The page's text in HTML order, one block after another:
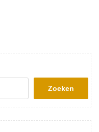
Zoeken